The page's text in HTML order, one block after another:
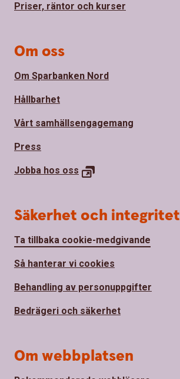
Priser, räntor och kurser
Om oss
Om Sparbanken Nord
Hållbarhet
Vårt samhällsengagemang
Press
Jobba hos oss
Säkerhet och integritet
Ta tillbaka cookie-medgivande
Så hanterar vi cookies
Behandling av personuppgifter
Bedrägeri och säkerhet
Om webbplatsen